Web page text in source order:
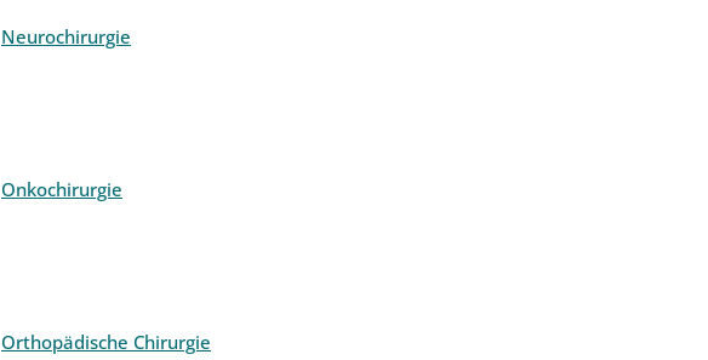
Neurochirurgie
Onkochirurgie
Orthopädische Chirurgie